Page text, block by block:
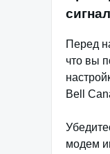
сигнал
Перед
что вы
Bell
модем